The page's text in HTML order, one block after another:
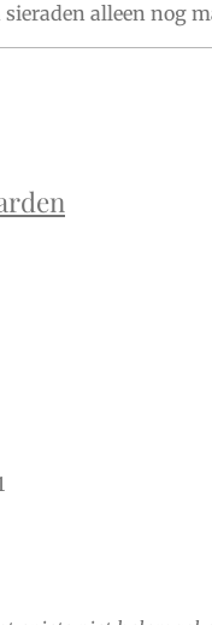
alleen nog